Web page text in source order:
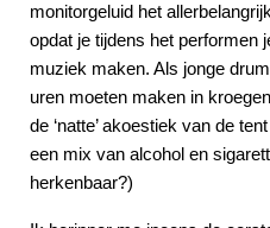
monitorgeluid het
opdat je tijdens het performen
muziek maken. Als jonge
uren moeten maken in
de ‘natte’ akoestiek van de
een mix van alcohol en
herkenbaar?)